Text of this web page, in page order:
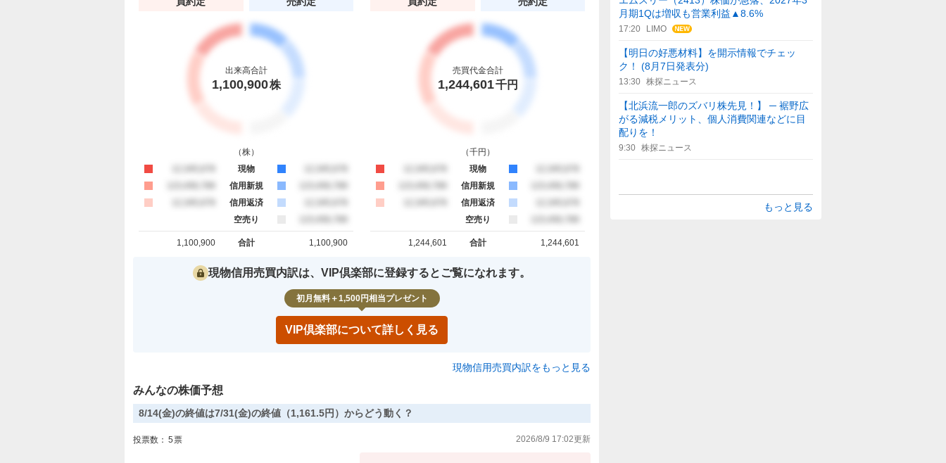
出来高合計
1,100,900株
（株）
現物
信用新規
信用返済
空売り
合計
買約定 合計
1,100,900
売約定 合計
1,100,900
売買代金合計
1,244,601千円
（千円 ）
現物
信用新規
信用返済
空売り
合計
買約定 合計
1,244,601
売約定 合計
1,244,601
現物信用売買内訳は、VIP倶楽部に登録するとご覧になれます。
初月無料＋1,500円相当プレゼント
VIP倶楽部について詳しく見る
現物信用売買内訳をもっと見る
みんなの株価予想
8/14(金)の終値は7/31(金)の終値（1,161.5円）からどう動く？
投票数： 5票 2026/8/9 17:02更新
月期1Qは増収も営業利益▲8.6%
17:20 LIMO
【明日の好悪材料】を開示情報でチェッ
ク！ (8月7日発表分)
13:30 株探ニュース
【北浜流一郎のズバリ株先見！】 ─ 裾野広
がる減税メリット、個人消費関連などに目
配りを！
9:30 株探ニュース
もっと見る